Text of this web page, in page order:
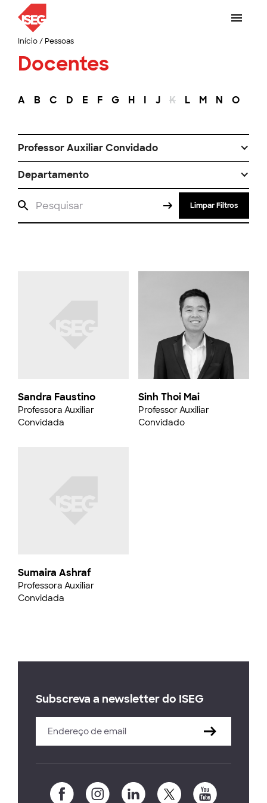
Início/ Pessoas
Docentes
A B C D E F G H I J K L M N O
Professor Auxiliar Convidado
Departamento
Limpar Filtros
Sandra Faustino
Professora Auxiliar
Convidada
Sumaira Ashraf
Professora Auxiliar
Convidada
Sinh Thoi Mai
Professor Auxiliar
Convidado
Subscreva a newsletter do ISEG